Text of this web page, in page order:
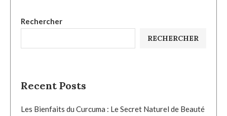
Rechercher
RECHERCHER
Recent Posts
Les Bienfaits du Curcuma : Le Secret Naturel de Beauté